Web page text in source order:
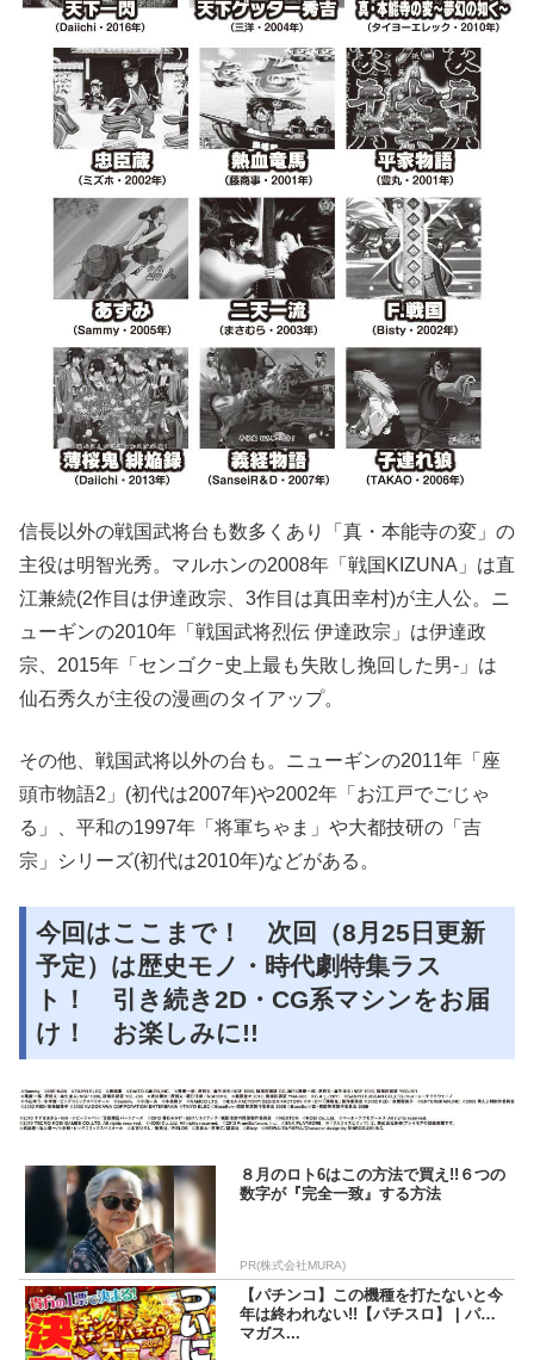
信長以外の戦国武将台も数多くあり「真・本能寺の変」の
主役は明智光秀。マルホンの2008年「戦国KIZUNA」は直
江兼続(2作目は伊達政宗、3作目は真田幸村)が主人公。ニ
ューギンの2010年「戦国武将烈伝 伊達政宗」は伊達政
宗、2015年「センゴクｰ史上最も失敗し挽回した男-」は
仙石秀久が主役の漫画のタイアップ。
その他、戦国武将以外の台も。ニューギンの2011年「座
頭市物語2」(初代は2007年)や2002年「お江戸でごじゃ
る」、平和の1997年「将軍ちゃま」や大都技研の「吉
宗」シリーズ(初代は2010年)などがある。
今回はここまで！ 次回（8月25日更新
予定）は歴史モノ・時代劇特集ラス
ト！ 引き続き2D・CG系マシンをお届
け！ お楽しみに!!
８月のロト6はこの方法で買え!!６つの
数字が『完全一致』する方法
PR(株式会社MURA)
【パチンコ】この機種を打たないと今
年は終われない!!【パチスロ】 | パチ
マガス...